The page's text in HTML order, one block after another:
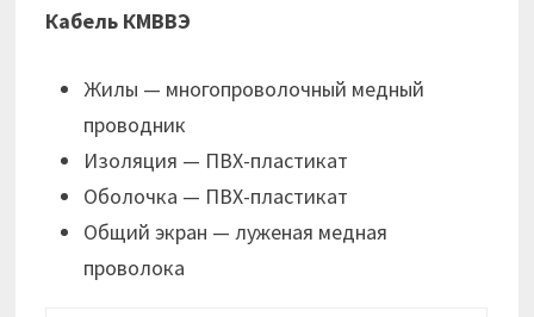
Кабель КМВВЭ
Жилы — многопроволочный медный
проводник
Изоляция — ПВХ-пластикат
Оболочка — ПВХ-пластикат
Общий экран — луженая медная
проволока